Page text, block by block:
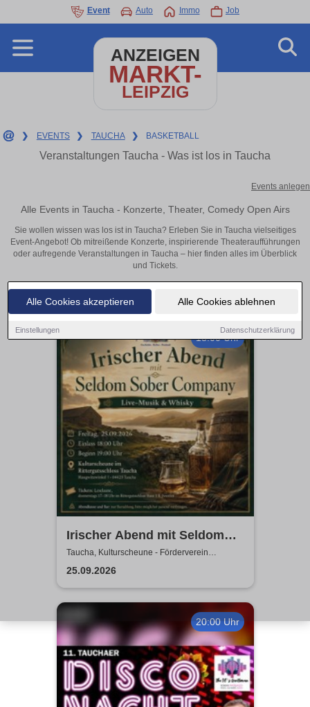
Alle Cookies akzeptieren Alle Cookies ablehnen
Einstellungen Datenschutzerklärung
Event Auto Immo Job
ANZEIGEN
MARKT-
LEIPZIG
❯ EVENTS ❯ TAUCHA ❯ BASKETBALL
Veranstaltungen Taucha - Was ist los in Taucha
Events anlegen
Alle Events in Taucha - Konzerte, Theater, Comedy Open Airs
Sie wollen wissen was los ist in Taucha? Erleben Sie in Taucha vielseitiges
Event-Angebot! Ob mitreißende Konzerte, inspirierende Theateraufführungen
oder aufregende Veranstaltungen in Taucha – hier finden alles im Überblick
und Tickets.
18:00 Uhr
Irischer Abend mit Seldom
Sober Company | Live-Musik
& Whisky in der
Kulturscheune Taucha
Taucha, Kulturscheune - Förderverein
Rittergutschloss Taucha e.V.
25.09.2026
20:00 Uhr